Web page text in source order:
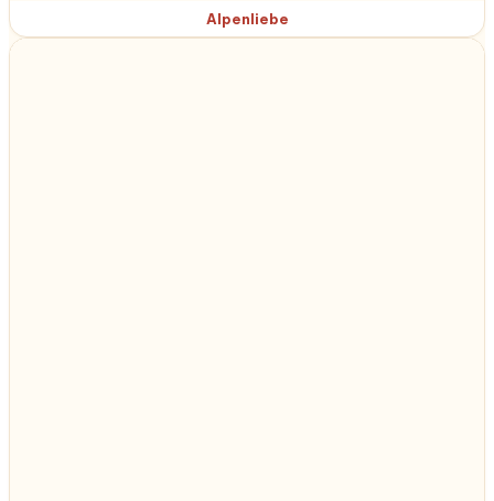
Alpenliebe